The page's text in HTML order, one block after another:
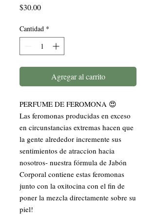
$30.00Precio
Cantidad *
Agregar al carrito
PERFUME DE FEROMONA 😍
Las feromonas producidas en exceso
en circunstancias extremas hacen que
la gente alrededor incremente sus
sentimientos de atraccion hacia
nosotros- nuestra fórmula de Jabón
Corporal contiene estas feromonas
junto con la oxitocina con el fin de
poner la mezcla directamente sobre su
piel!